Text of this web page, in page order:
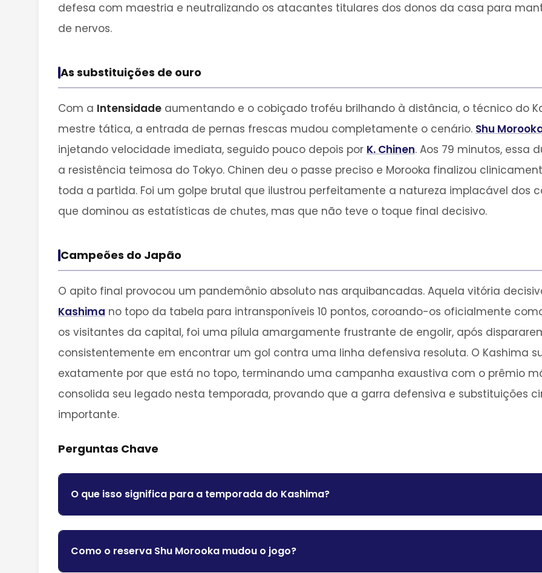
defesa com maestria e neutralizando os atacantes titulares dos donos da casa para
de nervos.
As substituições de ouro
Com a Intensidade aumentando e o cobiçado troféu brilhando à distância, o técnico do
mestre tática, a entrada de pernas frescas mudou completamente o cenário. Shu
injetando velocidade imediata, seguido pouco depois por K. Chinen. Aos 79 minutos, essa
a resistência teimosa do Tokyo. Chinen deu o passe preciso e Morooka finalizou
toda a partida. Foi um golpe brutal que ilustrou perfeitamente a natureza implacável dos
que dominou as estatísticas de chutes, mas que não teve o toque final decisivo.
Campeões do Japão
O apito final provocou um pandemônio absoluto nas arquibancadas. Aquela vitória
Kashima no topo da tabela para intransponíveis 10 pontos, coroando-os oficialmente
os visitantes da capital, foi uma pílula amargamente frustrante de engolir, após
consistentemente em encontrar um gol contra uma linha defensiva resoluta. O Kashima
exatamente por que está no topo, terminando uma campanha exaustiva com o prêmio
consolida seu legado nesta temporada, provando que a garra defensiva e substituições
importante.
Perguntas Chave
O que isso significa para a temporada do Kashima?
Como o reserva Shu Morooka mudou o jogo?